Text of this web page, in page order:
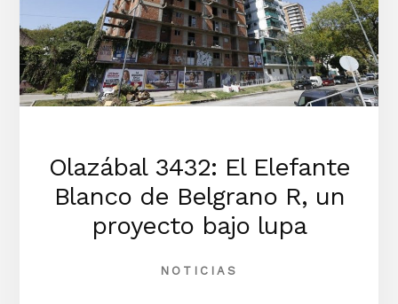
Olazábal 3432: El Elefante
Blanco de Belgrano R, un
proyecto bajo lupa
NOTICIAS